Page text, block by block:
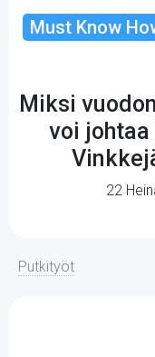
Must Know
Miksi
voi
22
Putkityöt